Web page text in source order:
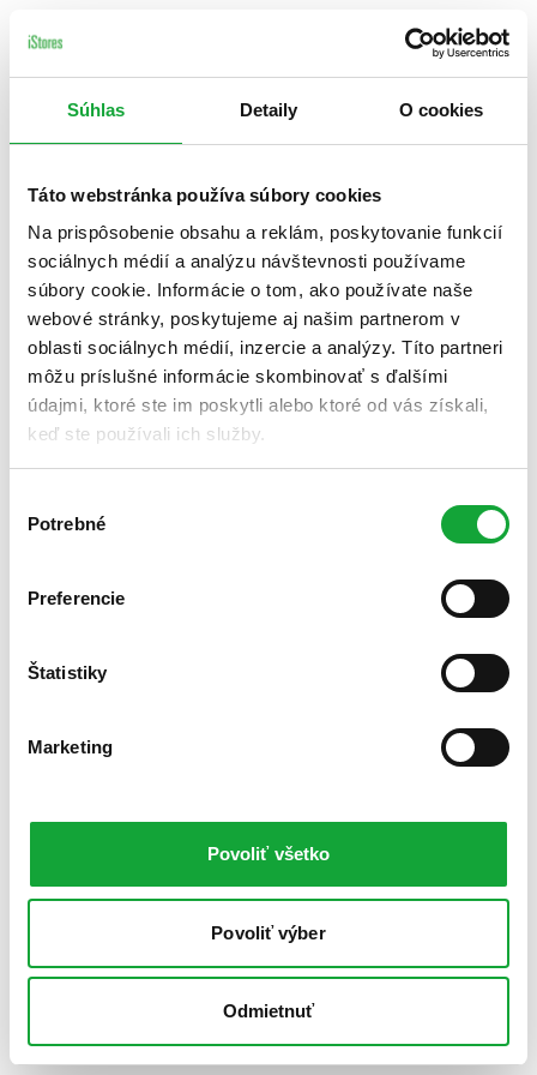
Súhlas Detaily O cookies
Táto webstránka používa súbory cookies
Na prispôsobenie obsahu a reklám, poskytovanie funkcií
sociálnych médií a analýzu návštevnosti používame
súbory cookie. Informácie o tom, ako používate naše
webové stránky, poskytujeme aj našim partnerom v
oblasti sociálnych médií, inzercie a analýzy. Títo partneri
môžu príslušné informácie skombinovať s ďalšími
údajmi, ktoré ste im poskytli alebo ktoré od vás získali,
keď ste používali ich služby.
súhlasu
Potrebné
Preferencie
Štatistiky
Marketing
Povoliť všetko
Povoliť výber
Odmietnuť